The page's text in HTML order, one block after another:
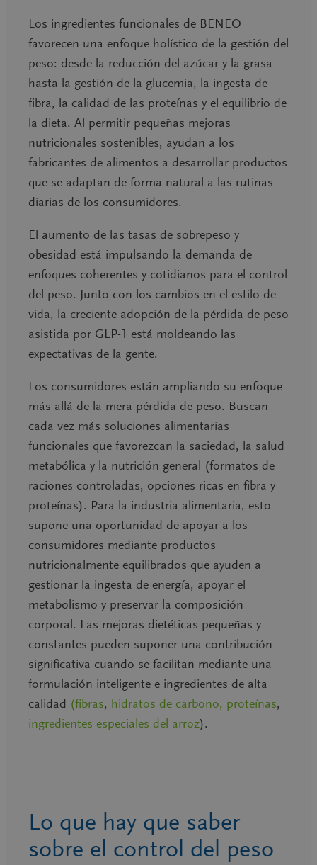
Los ingredientes funcionales de BENEO
favorecen una enfoque holístico de la gestión del
peso: desde la reducción del azúcar y la grasa
hasta la gestión de la glucemia, la ingesta de
fibra, la calidad de las proteínas y el equilibrio de
la dieta. Al permitir pequeñas mejoras
nutricionales sostenibles, ayudan a los
fabricantes de alimentos a desarrollar productos
que se adaptan de forma natural a las rutinas
diarias de los consumidores.
El aumento de las tasas de sobrepeso y
obesidad está impulsando la demanda de
enfoques coherentes y cotidianos para el control
del peso. Junto con los cambios en el estilo de
vida, la creciente adopción de la pérdida de peso
asistida por GLP-1 está moldeando las
expectativas de la gente.
Los consumidores están ampliando su enfoque
más allá de la mera pérdida de peso. Buscan
cada vez más soluciones alimentarias
funcionales que favorezcan la saciedad, la salud
metabólica y la nutrición general (formatos de
raciones controladas, opciones ricas en fibra y
proteínas). Para la industria alimentaria, esto
supone una oportunidad de apoyar a los
consumidores mediante productos
nutricionalmente equilibrados que ayuden a
gestionar la ingesta de energía, apoyar el
metabolismo y preservar la composición
corporal. Las mejoras dietéticas pequeñas y
constantes pueden suponer una contribución
significativa cuando se facilitan mediante una
formulación inteligente e ingredientes de alta
calidad (fibras, hidratos de carbono, proteínas,
ingredientes especiales del arroz).
Lo que hay que saber
sobre el control del peso